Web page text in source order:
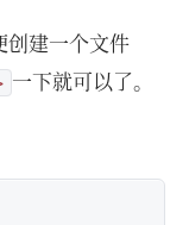
建一个文件
一下就可以了。